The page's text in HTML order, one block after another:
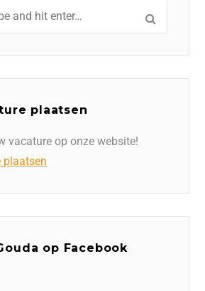
plaatsen
vacature op onze website!
plaatsen
op Facebook